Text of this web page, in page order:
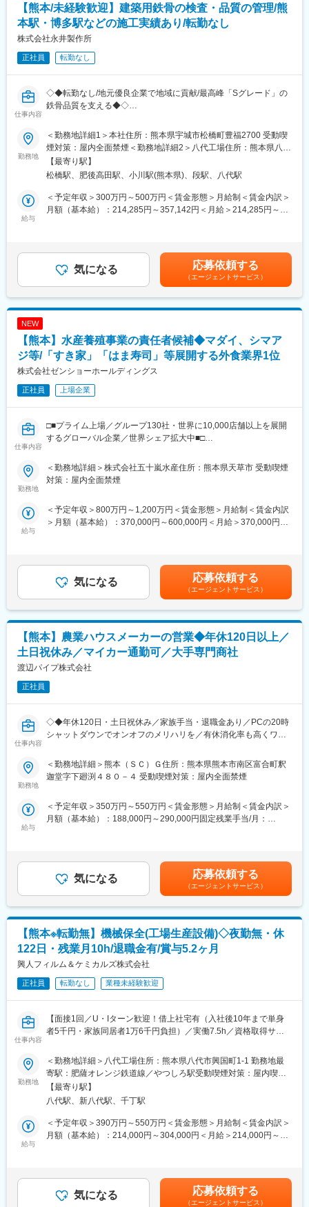
その機械を円滑に作動させるため、活躍する「潤滑油」は今後必
要不可欠な製品なので需要は安定しております
社員が働きやすい環境作りに力を入れており、設備投資も積極的
に行っています。
経験に応じて、機械加工の量産チームもしくは試作チームに配属
ていくマネジャーとして活躍するキャリアも描けます。
第一事業部（工業系事業部）のマシニング加工には、20～30代の
若手社員が多く活躍している一方、60代の社員も活躍していま
す。中途社員が7割を占める職場の為、年齢や社歴経験関係なくコ
ミュニケーションが取れる風通しのいい社風です。
■魅力
◎毎日違うものづくりに携わることができます。多品種小ロット
に高品質なものを作れるよう試行錯誤を繰り返しています。
◎空調が完備されており、温度は常に22～23℃に保たれていま
す。クリーンな工場で仕事に集中できる環境です。
業を多角化することで創業以来黒字経営を続けており安定性は抜
変更の範囲：会社の定める業務
【熊本/未経験歓迎】建築用鉄骨の検査・品質の管理/熊
本駅・博多駅などの施工実績あり/転勤なし
株式会社永井製作所
正社員 転勤なし
仕事内容
◇◆転勤なし/地元優良企業で地域に貢献/最高峰「Sグレード」の
鉄骨品質を支える◆◇
駅・博多駅など地域を代表する建築物にも携わってきました。
品質管理部は「品質管理課」と「研究開発課」が連携し、最先端
技術と徹底したデータ分析で、企業の信頼を支える“品質の心臓
部”です。
■募集背景
これまで他部署が担ってきた製品検査業務を品質管理課へ集約
・ゼネコン・設計会社立会いのもと行う鉄骨の立上検査（製品検
査業務）
当日、図面や検査データに基づいてお客様へ説明・質疑応答を行
・社内品質システムの継続的な見直し・レベルアップ
・研究開発課と連携した新技術の導入、工場の「つくる力」の底
上げ
で両工場の作業平準化を図ります。
・意欲的に仕事に取り組み、愚直に新しいことを学び続けられる
方
ションを取ってきた方
・データや事実に基づき、論理的に説明することが好き・得意な
界出身でなくても、転職でのチャレンジ歓迎です。
50代のベテランまで在籍し、世代を超えたコミュニケーションが
活発です。2週に1度の振り返り会やOJTで先輩が伴走するため、
未経験からでも段階的にスキルを習得できます。
・残業月平均20時間程度
・賞与前年度実績：7.0ヶ月分（業績・評価による）
工場内外の移動があるため、夏は暑く冬は寒い環境ですが、無理
ータで支えたい」という方をお待ちしています。
変更の範囲：会社の定める業務
勤務地
＜勤務地詳細1＞本社住所：熊本県宇城市松橋町豊福2700 受動喫
煙対策：屋内全面禁煙＜勤務地詳細2＞八代工場住所：熊本県八代
市平山新町5502 勤務地最寄駅：JR鹿児島本線／八代駅受動喫煙
対策：敷地内喫煙可能場所あり変更の範囲：会社の定める事業所
【最寄り駅】
松橋駅、肥後高田駅、小川駅(熊本県)、段駅、八代駅
給与
＜予定年収＞300万円～500万円＜賃金形態＞月給制＜賃金内訳＞
月額（基本給）：214,285円～357,142円＜月給＞214,285円～
可能性があります。月給(月額)は固定手当を含めた表記です。
気になる 応募依頼する
（エージェントサービス）
NEW
【熊本】水産養殖事業の責任者候補◆マダイ、シマア
ジ等/「すき家」「はま寿司」等展開する外食業界1位
株式会社ゼンショーホールディングス
正社員 上場企業
仕事内容
□■プライム上場／グループ130社・世界に10,000店舗以上を展開
するグローバル企業／世界シェア拡大中■□
■業務内容：
（1）現地養殖会社の運営全般:
（2）養殖現場の指導:
養殖現場での作業プロセスの最適化や技術指導を行い、生産効率
生産物の販売先との交渉や取引条件の調整を担当します。市場ニ
ーズに応じた販売戦略の策定と実行を行い、売上の最大化を図り
ます。
（4）業務の幅広い管理:
生産から販売までの一連のプロセスを管理し、効率的な運営を実
現します。コスト管理や品質管理も含め、全体の業務を統括しま
す。
（5）関係者との連携:
社内外の関係者との円滑なコミュニケーションを図り、信頼関係
■当社の特徴：
縮小傾向だといわれた日本の外食市場で、当社のメインのフィー
長しています。
世界の飢餓人口8億2,100万人（約9人に1人）といわれる今、「世
原材料の調達から製造・加工、物流、販売までの全てを自社管理
下で行う独自の「MMD（マス・マーチャンダイジング・システ
■社風：
「どこまで自分が関わるか」という気持ち次第で担当業務の幅が
変わってくる風土があります。年功序列ではなく、職位に関係な
く意見を取り入れる組織風土です。
■出向先について
株式会社五十嵐水産
事業内容：マダイを中心とした魚の養殖及び活魚・加工品の製
※株式会社ゼンショーホールディングスにて雇用いたします。
勤務地
＜勤務地詳細＞株式会社五十嵐水産住所：熊本県天草市 受動喫煙
対策：屋内全面禁煙
給与
＜予定年収＞800万円～1,200万円＜賃金形態＞月給制＜賃金内訳
＞月額（基本給）：370,000円～600,000円＜月給＞370,000円～
す。月給(月額)は固定手当を含めた表記です。
気になる 応募依頼する
（エージェントサービス）
【熊本】農業ハウスメーカーの営業◆年休120日以上／
土日祝休み／マイカー通勤可／大手専門商社
渡辺パイプ株式会社
正社員
仕事内容
◇◆年休120日・土日祝休み／家族手当・退職金あり／PCの20時
シャットダウンでオンオフのメリハリを／有休消化率も高くワー
など福利厚生が充実◇◆
し、温室を中心とした農業施設の提案・販売を行います。
本ポジションは「営業」だけでなく、設計・施工管理の要素を含
■業務詳細
・農業用ハウス建築に関する仕様打合せ（生産者・代理店との調
整）
・CADを用いた設計・見積り作成（入社後習得可能）
・資材発注、施工会社の手配、工事進捗管理
・完成後の引渡し・アフターフォロー
※マイカー通勤：相談可（社内申請要）
■ポジションの魅力
達成感を味わえます。
入社後はOJT研修を通じて業務を覚えていただきます。経験が浅
い方でもCAD設計は入社後に習得可能です。
実力を正当に評価する風土があり、積極的な取り組みがキャリア
アップに直結します。入社3年で所長に昇格した実績もあります。
■ワークライフバランスを大切にする文化
20時には全社的にPCをシャットダウン。メリハリのある仕事環境
■当社の特徴
勤務地
＜勤務地詳細＞熊本（ＳＣ）Ｇ住所：熊本県熊本市南区富合町釈
迦堂字下廻渕４８０－４ 受動喫煙対策：屋内全面禁煙
給与
＜予定年収＞350万円～550万円＜賃金形態＞月給制＜賃金内訳＞
月額（基本給）：188,000円～290,000円固定残業手当/月：
などを考慮の上、決定いたします。■昇給：年1回（7月）■賞与：
年2回（6月、12月）■モデル年収年収450万円／36歳営業職／月
給32万円（入社5年目）年収620万円／42歳営業職／月給36万円
（入社7年目）年収850万円／43歳所長職／月給57万円（入社10
年目）賃金はあくまでも目安の金額であり、選考を通じて上下す
る可能性があります。月給(月額)は固定手当を含めた表記です。
気になる 応募依頼する
（エージェントサービス）
【熊本※転勤無】機械保全(工場生産設備)◇夜勤無・休
122日・残業月10h/退職金有/賞与5.2ヶ月
興人フィルム＆ケミカルズ株式会社
正社員 転勤なし 業種未経験歓迎
仕事内容
【面接1回／U・Iターン歓迎！借上社宅有（入社後10年まで単身
者5千円・家族同居者1万6千円負担）／実働7.5h／資格取得サポ
カー／大手企業との安定した取引実績◎】
■業務内容：
当社八代工場にて、プラスチックフィルム機械設備の保全業務を
お任せします。別部門の電気計装保全担当や製造部門と連携しな
がら業務を行います。
※夜間・休日対応は月1~2回程度発生する可能性があります。
勤務地
＜勤務地詳細＞八代工場住所：熊本県八代市興国町1-1 勤務地最
寄駅：肥薩オレンジ鉄道線／やつしろ駅受動喫煙対策：屋内喫煙
可能場所あり変更の範囲：会社の定める事業所
【最寄り駅】
八代駅、新八代駅、千丁駅
給与
＜予定年収＞390万円～550万円＜賃金形態＞月給制＜賃金内訳＞
月額（基本給）：214,000円～304,000円＜月給＞214,000円～
であり、選考を通じて上下する可能性があります。月給(月額)は固
定手当を含めた表記です。
気になる 応募依頼する
（エージェントサービス）